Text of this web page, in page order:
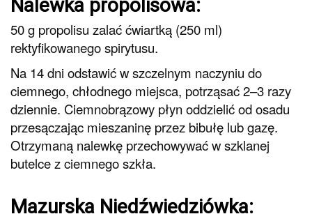
Nalewka propolisowa:
50 g propolisu zalać ćwiartką (250 ml)
rektyfikowanego spirytusu.
Na 14 dni odstawić w szczelnym naczyniu do
ciemnego, chłodnego miejsca, potrząsać 2–3 razy
dziennie. Ciemnobrązowy płyn oddzielić od osadu
przesączając mieszaninę przez bibułę lub gazę.
Otrzymaną nalewkę przechowywać w szklanej
butelce z ciemnego szkła.
Mazurska Niedźwiedziówka: